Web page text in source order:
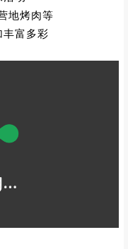
拍照啦
动
丰富多彩